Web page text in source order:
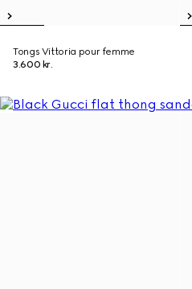
Tongs Vittoria pour femme
3.600 kr.